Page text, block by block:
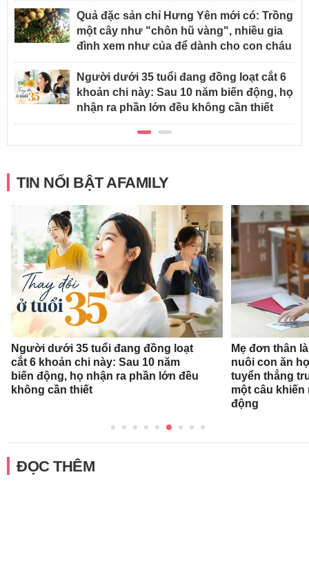
Quả đặc sản chỉ Hưng Yên mới có: Trồng
một cây như "chôn hũ vàng", nhiều gia
đình xem như của để dành cho con cháu
Người dưới 35 tuổi đang đồng loạt cắt 6
khoản chi này: Sau 10 năm biến động, họ
nhận ra phần lớn đều không cần thiết
TIN NỔI BẬT AFAMILY
Người dưới 35 tuổi đang đồng loạt
cắt 6 khoản chi này: Sau 10 năm
biến động, họ nhận ra phần lớn đều
không cần thiết
Mẹ đơn thân
nuôi con ăn
tuyển thẳng
một câu
động
ĐỌC THÊM